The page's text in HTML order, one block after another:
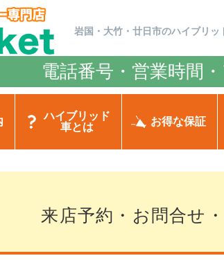
岩国・大竹・廿日市のハイブリッ
電話番号・営業時間
ハイブリッド
車とは
お得な保証
来店予約・お問合せ